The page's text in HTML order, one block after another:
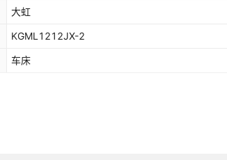
大虹
KGML1212JX-2
车床